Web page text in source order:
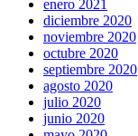
enero 2021
diciembre 2020
noviembre 2020
octubre 2020
septiembre 2020
agosto 2020
julio 2020
junio 2020